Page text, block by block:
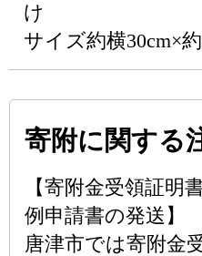
け
サイズ約横30cm×
寄附に関する
【寄附金受領証明
例申請書の発送】
唐津市では寄附金